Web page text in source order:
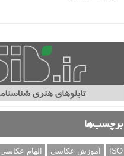
برچسب‌ها
ISO آموزش عکاسی
الهام عکاسی